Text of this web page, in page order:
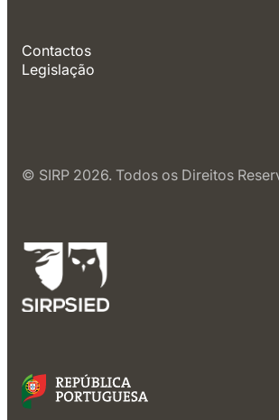
Contactos
Legislação
© SIRP 2026. Todos os Direitos